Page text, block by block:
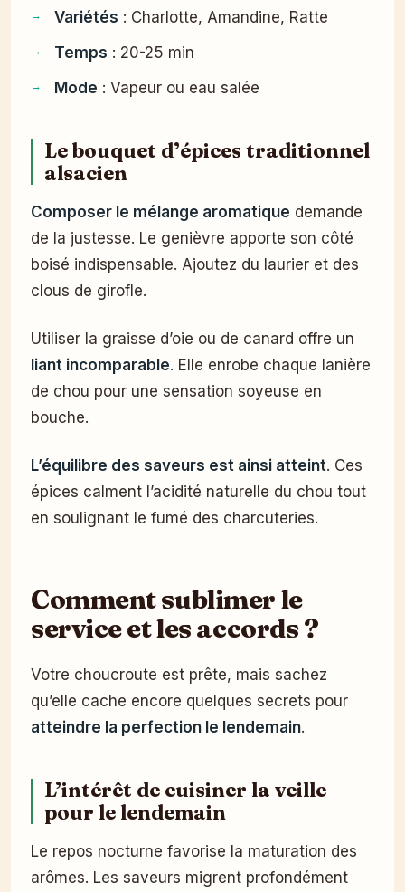
Variétés : Charlotte, Amandine, Ratte
Temps : 20-25 min
Mode : Vapeur ou eau salée
Le bouquet d’épices traditionnel
alsacien
Composer le mélange aromatique demande
de la justesse. Le genièvre apporte son côté
boisé indispensable. Ajoutez du laurier et des
clous de girofle.
Utiliser la graisse d’oie ou de canard offre un
liant incomparable. Elle enrobe chaque lanière
de chou pour une sensation soyeuse en
bouche.
L’équilibre des saveurs est ainsi atteint. Ces
épices calment l’acidité naturelle du chou tout
en soulignant le fumé des charcuteries.
Comment sublimer le
service et les accords ?
Votre choucroute est prête, mais sachez
qu’elle cache encore quelques secrets pour
atteindre la perfection le lendemain.
L’intérêt de cuisiner la veille
pour le lendemain
Le repos nocturne favorise la maturation des
arômes. Les saveurs migrent profondément